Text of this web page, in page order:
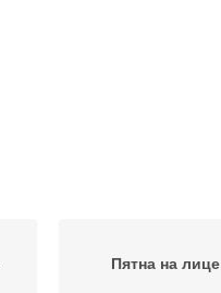
Пятна на лице